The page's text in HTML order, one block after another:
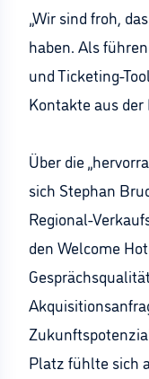
„Wir sind froh,
haben. Als
und Ticketing-
Kontakte aus
Über die
sich Stephan
Regional-
den Welcome
Platz fühlte sich